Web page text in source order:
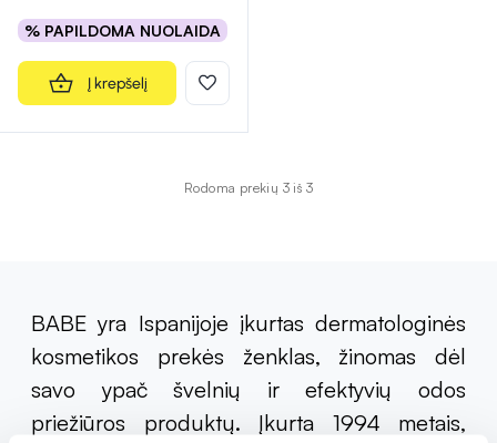
% PAPILDOMA NUOLAIDA
Į krepšelį
Rodoma prekių 3 iš 3
BABE yra Ispanijoje įkurtas dermatologinės
kosmetikos prekės ženklas, žinomas dėl
savo ypač švelnių ir efektyvių odos
priežiūros produktų. Įkurta 1994 metais,